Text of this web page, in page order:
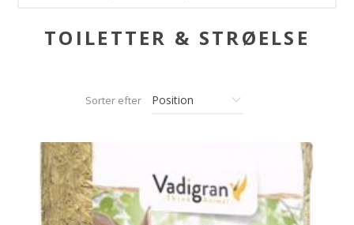
TOILETTER & STRØELSE
Sorter efter